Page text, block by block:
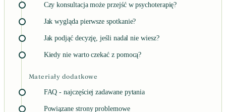
Czy konsultacja może przejść w psychoterapię?
Jak wygląda pierwsze spotkanie?
Jak podjąć decyzję, jeśli nadal nie wiesz?
Kiedy nie warto czekać z pomocą?
Materiały dodatkowe
FAQ - najczęściej zadawane pytania
Powiązane strony problemowe